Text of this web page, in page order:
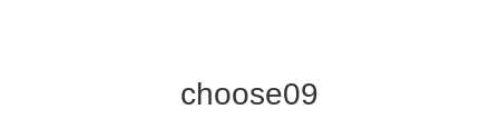
choose09